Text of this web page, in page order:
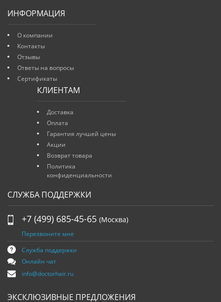
ИНФОРМАЦИЯ
О компании
Контакты
Отзывы
Ответы на вопросы
Сертификаты
КЛИЕНТАМ
Доставка
Оплата
Гарантия лучшей цены
Акции
Возврат товара
Политика
конфиденциальности
СЛУЖБА ПОДДЕРЖКИ
+7 (499) 685-45-65 (Москва)
Перезвоните мне
Служба поддержки
Онлайн чат
info@doctorhair.ru
ЭКСКЛЮЗИВНЫЕ ПРЕДЛОЖЕНИЯ